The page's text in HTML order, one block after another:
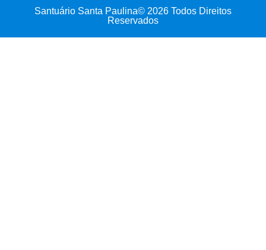
Santuário Santa Paulina© 2026 Todos Direitos
Reservados